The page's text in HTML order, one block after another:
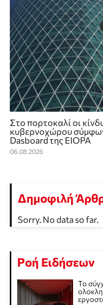
Στο πορτοκαλί οι
κυβερνοχώρου
Dasboard της EIOPA
06.08.2026
Δημοφιλή
Sorry. No data so far.
Ροή Ειδήσεων
Το